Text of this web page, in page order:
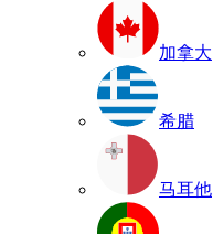
加拿大
希腊
马耳他